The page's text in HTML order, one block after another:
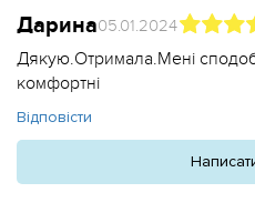
Дарина05.01.2024
Дякую.Отримала.Мені
комфортні
Відповісти